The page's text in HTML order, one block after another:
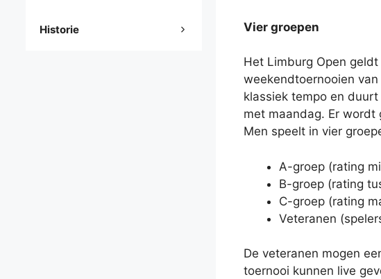
Vier groepen
Het Limburg Open
weekendtoernooien
klassiek tempo en
met maandag. Er
Men speelt in vier
A-groep (rating
B-groep (rating
C-groep (rating
Veteranen
De veteranen mogen
toernooi kunnen live
Historie